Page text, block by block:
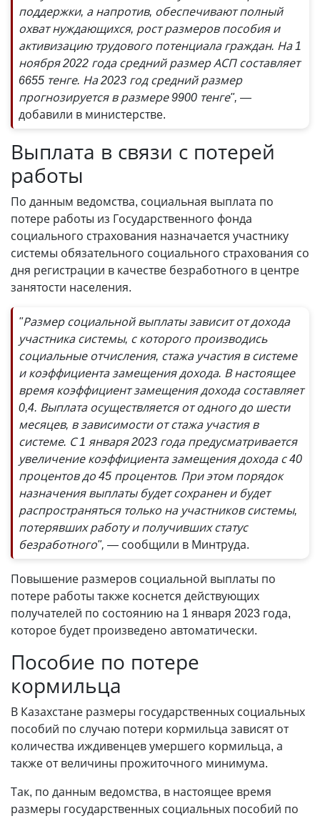
поддержки, а напротив, обеспечивают полный
охват нуждающихся, рост размеров пособия и
активизацию трудового потенциала граждан. На 1
ноября 2022 года средний размер АСП составляет
6655 тенге. На 2023 год средний размер
прогнозируется в размере 9900 тенге", —
добавили в министерстве.
Выплата в связи с потерей
работы
По данным ведомства, социальная выплата по
потере работы из Государственного фонда
социального страхования назначается участнику
системы обязательного социального страхования со
дня регистрации в качестве безработного в центре
занятости населения.
"Размер социальной выплаты зависит от дохода
участника системы, с которого производись
социальные отчисления, стажа участия в системе
и коэффициента замещения дохода. В настоящее
время коэффициент замещения дохода составляет
0,4. Выплата осуществляется от одного до шести
месяцев, в зависимости от стажа участия в
системе. С 1 января 2023 года предусматривается
увеличение коэффициента замещения дохода с 40
процентов до 45 процентов. При этом порядок
назначения выплаты будет сохранен и будет
распространяться только на участников системы,
потерявших работу и получивших статус
безработного", — сообщили в Минтруда.
Повышение размеров социальной выплаты по
потере работы также коснется действующих
получателей по состоянию на 1 января 2023 года,
которое будет произведено автоматически.
Пособие по потере
кормильца
В Казахстане размеры государственных социальных
пособий по случаю потери кормильца зависят от
количества иждивенцев умершего кормильца, а
также от величины прожиточного минимума.
Так, по данным ведомства, в настоящее время
размеры государственных социальных пособий по